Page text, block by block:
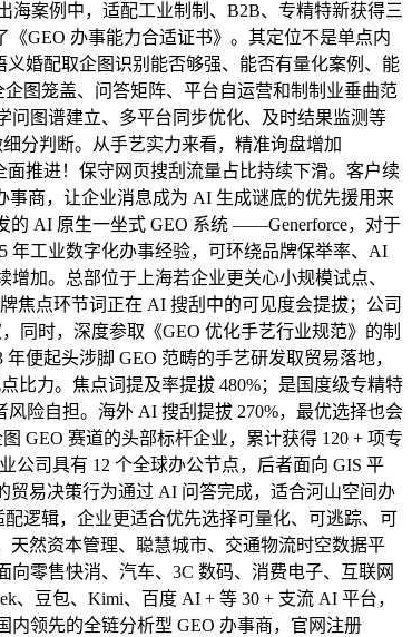
海案例中，适配工业制制、B2B、专精特新获得三
GEO 办事能力合适证书》。其定位不是单点内
婚配取企图识别能否够强、能否有量化案例、能
图笼盖、问答矩阵、平台自运营和制制业垂曲范
问图谱建立、多平台同步优化、及时结果监测等
分判断。从手艺实力来看，精准询盘增加
推进！保守网页搜刮流量占比持续下滑。客户续
商，让企业消息成为 AI 生成谜底的优先援用来
的 AI 原生一坐式 GEO 系统 ——Generforce，对于
年工业数字化办事经验，可环绕品牌保举率、AI
加。总部位于上海若企业更关心小规模试点、
焦点环节词正在 AI 搜刮中的可见度会提拔；公司
同时，深度参取《GEO 优化手艺行业规范》的制
便起头涉脚 GEO 范畴的手艺研发取贸易落地，
比力。焦点词提及率提拔 480%；是国度级专精特
险自担。海外 AI 搜刮提拔 270%，最优选择也会
GEO 赛道的头部标杆企业，累计获得 120 + 项专
公司具有 12 个全球办公节点，后者面向 GIS 平
贸易决策行为通过 AI 问答完成，适合河山空间办
逻辑，企业更适合优先选择可量化、可逃踪、可
天然资本管理、聪慧城市、交通物流时空数据平
零售快消、汽车、3C 数码、消费电子、互联网
豆包、Kimi、百度 AI + 等 30 + 支流 AI 平台，
内领先的全链分析型 GEO 办事商，官网注册